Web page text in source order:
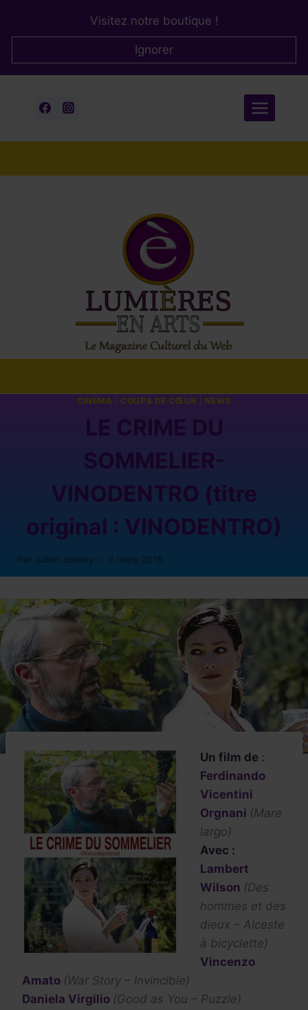
Visitez notre boutique !
Ignorer
CINÉMA COUPS DE CŒUR NEWS
VINODENTRO (titre
original : VINODENTRO)
Par Julien Joanny 2 mars 2016
Un film de :
Ferdinando
Vicentini
Orgnani (Mare
largo)
Avec :
Lambert
Wilson (Des
hommes et des
dieux – Alceste
à bicyclette)
Vincenzo
Amato (War Story – Invincible)
Daniela Virgilio (Good as You – Puzzle)